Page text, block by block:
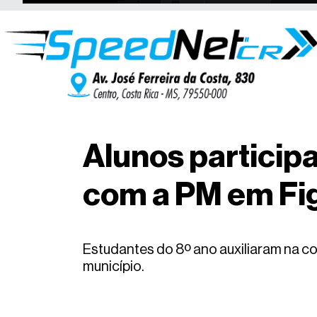
Alunos
com a PM em
Estudantes do 8º ano auxiliaram na
município.